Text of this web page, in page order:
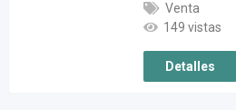
Venta
149 vistas
Detalles